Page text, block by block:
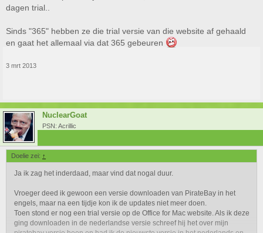
dagen trial..
Sinds "365" hebben ze die trial versie van die website af gehaald
en gaat het allemaal via dat 365 gebeuren
3 mrt 2013
NuclearGoat
PSN: Acrillic
Doelie zei: ↑
Ja ik zag het inderdaad, maar vind dat nogal duur.
Vroeger deed ik gewoon een versie downloaden van PirateBay in het
engels, maar na een tijdje kon ik de updates niet meer doen.
Toen stond er nog een trial versie op de Office for Mac website. Als ik deze
ging downloaden in de nederlandse versie schreef hij het over mijn